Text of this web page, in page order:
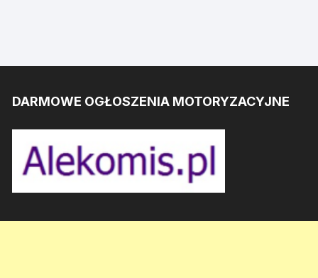
DARMOWE OGŁOSZENIA MOTORYZACYJNE